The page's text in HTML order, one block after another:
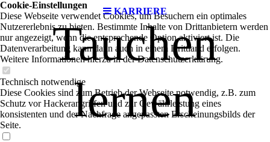
KARRIERE
Tauchen
lernen
Cookie-Einstellungen
Diese Webseite verwendet Cookies, um Besuchern ein optimales
Nutzererlebnis zu bieten. Bestimmte Inhalte von Drittanbietern werden
nur angezeigt, wenn die entsprechende Option aktiviert ist. Die
Datenverarbeitung kann dann auch in einem Drittland erfolgen.
Weitere Informationen hierzu in der Datenschutzerklärung.
Technisch notwendige
Diese Cookies sind zum Betrieb der Webseite notwendig, z.B. zum
Schutz vor Hackerangriffen und zur Gewährleistung eines
konsistenten und der Nachfrage angepassten Erscheinungsbilds der
Seite.